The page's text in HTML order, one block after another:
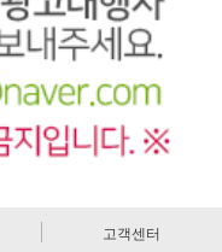
고객센터